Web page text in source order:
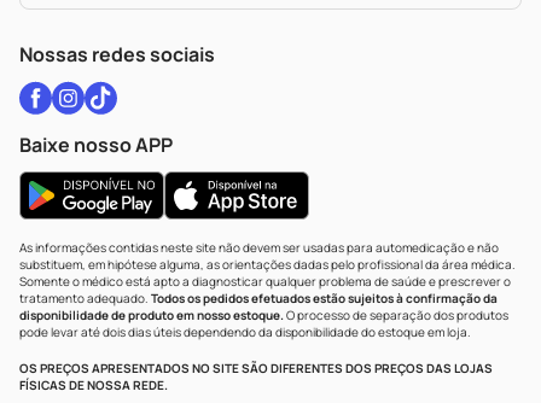
Nossas redes sociais
Baixe nosso APP
As informações contidas neste site não devem ser usadas para automedicação e não
substituem, em hipótese alguma, as orientações dadas pelo profissional da área médica.
Somente o médico está apto a diagnosticar qualquer problema de saúde e prescrever o
tratamento adequado. Todos os pedidos efetuados estão sujeitos à confirmação da
disponibilidade de produto em nosso estoque.O processo de separação dos produtos
pode levar até dois dias úteis dependendo da disponibilidade do estoque em loja.
OS PREÇOS APRESENTADOS NO SITE SÃO DIFERENTES DOS PREÇOS DAS LOJAS
FÍSICAS DE NOSSA REDE.